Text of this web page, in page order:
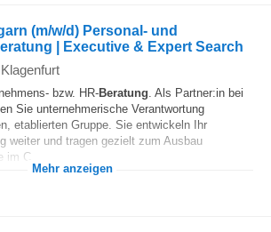
(m/w/d) Personal- und
| Executive & Expert Search
Klagenfurt
bzw. HR-Beratung. Als Partner:in bei
Sie unternehmerische Verantwortung
etablierten Gruppe. Sie entwickeln Ihr
weiter und tragen gezielt zum Ausbau
im C...
Mehr anzeigen